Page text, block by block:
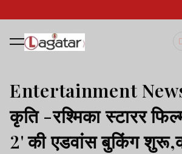
Entertainment
कृति -रश्मिका स्टारर
2' की एडवांस बुकिंग